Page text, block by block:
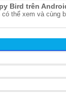
Bird trên
có thể xem và cùng